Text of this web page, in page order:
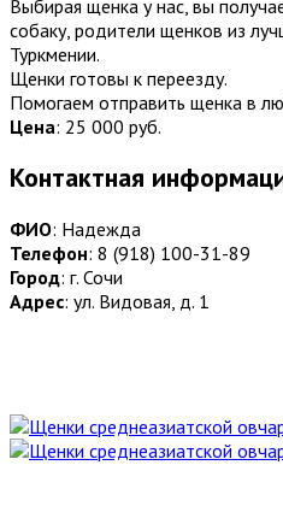
Выбирая щенка у нас, вы
собаку, родители щенков из
Туркмении.
Щенки готовы к переезду.
Помогаем отправить щенка в
Цена: 25 000 руб.
Контактная
ФИО: Надежда
Телефон: 8 (918) 100-31-89
Город: г. Сочи
Адрес: ул. Видовая, д. 1